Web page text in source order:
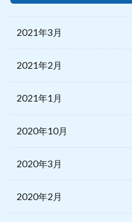
2021年3月
2021年2月
2021年1月
2020年10月
2020年3月
2020年2月